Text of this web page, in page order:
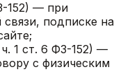
152) — при
подписке на
1 ст. 6 ФЗ-152) —
с физическим